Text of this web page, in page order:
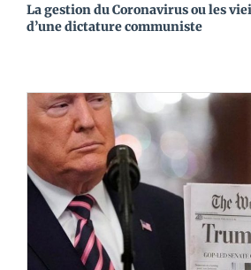
La gestion du Coronavirus ou les
d’une dictature communiste